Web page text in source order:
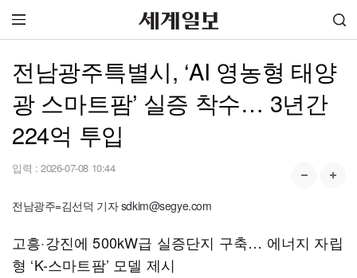
전남광주특별시, ‘AI 영농형 태양
광 스마트팜’ 실증 착수… 3년간
224억 투입
입력 : 2026-07-08 10:44
전남광주=김선덕 기자 sdkim@segye.com
고흥·강진에 500kW급 실증단지 구축… 에너지 자립
형 ‘K-스마트팜’ 모델 제시